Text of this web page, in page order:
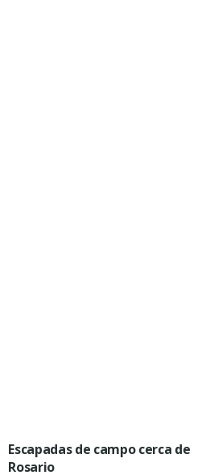
Escapadas de campo cerca de
Rosario